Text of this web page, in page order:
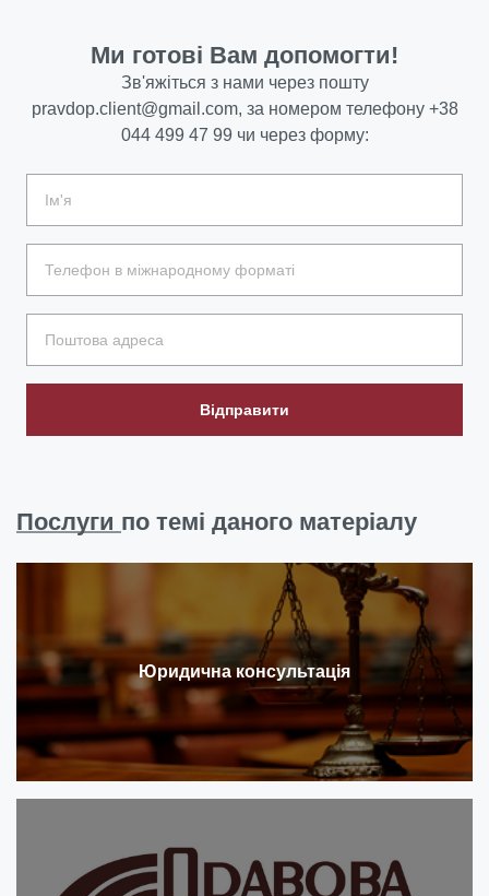
Ми готові Вам допомогти!
Зв'яжіться з нами через пошту
pravdop.client@gmail.com, за номером телефону +38
044 499 47 99 чи через форму:
Відправити
Послуги по темі даного матеріалу
Юридична консультація